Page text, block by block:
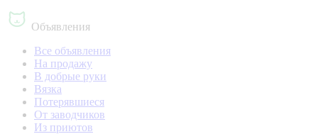
Объявления
Все объявления
На продажу
В добрые руки
Вязка
Потерявшиеся
От заводчиков
Из приютов